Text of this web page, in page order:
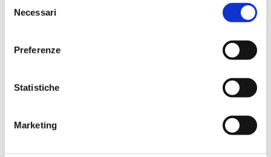
delNecessari
Preferenze
Statistiche
Marketing